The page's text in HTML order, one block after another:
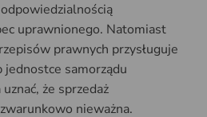
uprawnionego. Natomiast
prawnych przysługuje
samorządu
że sprzedaż
nieważna.